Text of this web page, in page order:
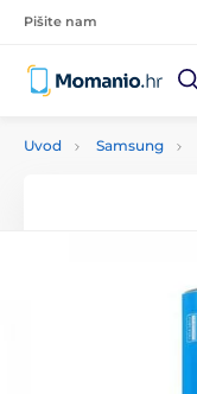
Pišite nam
Uvod Samsung